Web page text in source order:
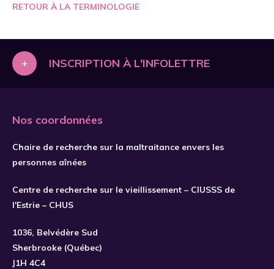
RETOUR À LA TERMINOLOGIE
+ INSCRIPTION À L'INFOLETTRE
Nos coordonnées
Chaire de recherche sur la maltraitance envers les
personnes aînées
Centre de recherche sur le vieillissement – CIUSSS de
l'Estrie – CHUS
1036, Belvédère Sud
Sherbrooke (Québec)
J1H 4C4